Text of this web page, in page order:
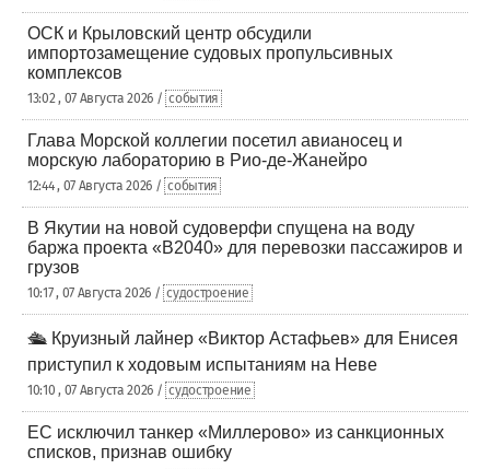
ОСК и Крыловский центр обсудили
импортозамещение судовых пропульсивных
комплексов
13:02 , 07 Августа 2026 / события
Глава Морской коллегии посетил авианосец и
морскую лабораторию в Рио-де-Жанейро
12:44 , 07 Августа 2026 / события
В Якутии на новой судоверфи спущена на воду
баржа проекта «В2040» для перевозки пассажиров и
грузов
10:17 , 07 Августа 2026 / судостроение
🛳️ Круизный лайнер «Виктор Астафьев» для Енисея
приступил к ходовым испытаниям на Неве
10:10 , 07 Августа 2026 / судостроение
ЕС исключил танкер «Миллерово» из санкционных
списков, признав ошибку